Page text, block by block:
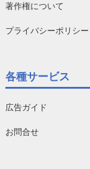
著作権について
プライバシーポリシー
各種サービス
広告ガイド
お問合せ